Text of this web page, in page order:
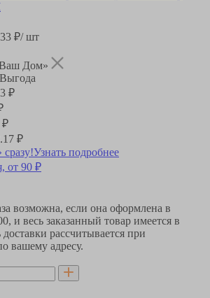
₽/ шт
Дом»
Выгода
₽
₽
₽
Узнать подробнее
от 90 ₽
возможна, если она оформлена в
, и весь заказанный товар имеется в
рассчитывается при
вашему адресу.